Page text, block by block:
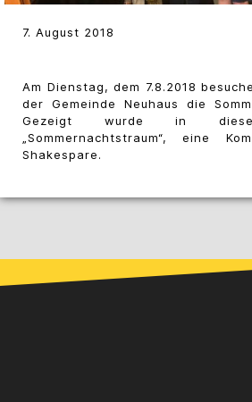
7. August 2018
Am Dienstag, dem 7.8.2018
der Gemeinde Neuhaus die
Gezeigt wurde in
„Sommernachtstraum“, eine
Shakespare.